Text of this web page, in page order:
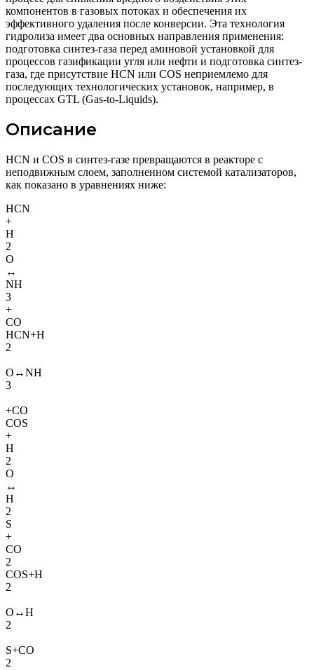
компонентов в газовых потоках и обеспечения их
эффективного удаления после конверсии. Эта технология
гидролиза имеет два основных направления применения:
подготовка синтез-газа перед аминовой установкой для
процессов газификации угля или нефти и подготовка синтез-
газа, где присутствие HCN или COS неприемлемо для
последующих технологических установок, например, в
процессах GTL (Gas-to-Liquids).
Описание
HCN и COS в синтез-газе превращаются в реакторе с
неподвижным слоем, заполненном системой катализаторов,
как показано в уравнениях ниже:
HCN
+
H
2
O
↔
NH
3
+
CO
HCN+H
2
O↔NH
3
+CO
COS
+
H
2
O
↔
H
2
S
+
CO
2
COS+H
2
O↔H
2
S+CO
2